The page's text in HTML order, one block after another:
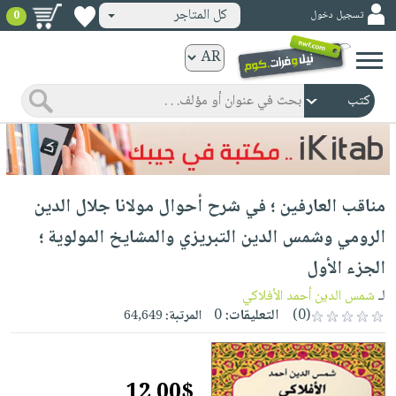
ورقية
المواضيع
صدر
حديثاً
الأكثر
مبيعاً
جوائز
شحن
مخفض
عروض
خاصة
صفحات
مشوقة
كتب
الكترونية
الرئيسية
صدر
حديثاً
الأكثر
مبيعاً
كتب
مجانية
صوتية
الصفحة
الرئيسية
masmu3
بلا
حدود
أطفال
وناشئة
الصفحةوسائل
تسجيل دخول كل المتاجر 0
مناقب العارفين ؛ في شرح أحوال مولانا جلال الدين
الرومي وشمس الدين التبريزي والمشايخ المولوية ؛
الجزء الأول
لـشمس الدين أحمد الأفلاكي
(0)
التعليقات:0 المرتبة:64,649